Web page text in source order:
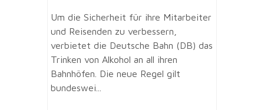
Um die Sicherheit für ihre Mitarbeiter
und Reisenden zu verbessern,
verbietet die Deutsche Bahn (DB) das
Trinken von Alkohol an all ihren
Bahnhöfen. Die neue Regel gilt
bundeswei...